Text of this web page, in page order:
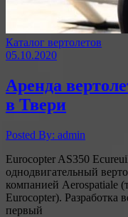
Каталог вертолетов
05.10.2020
Аренда
в Твери
Posted By: admin
Eurocopter AS350
однодвигательный
компанией Aerospatiale
Eurocopter). Разработка
первый